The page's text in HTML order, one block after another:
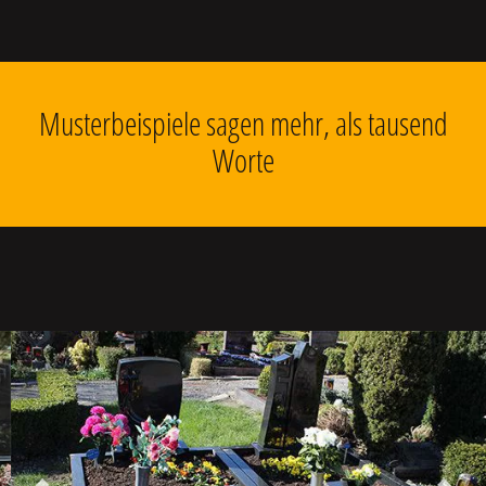
Musterbeispiele sagen mehr, als tausend
Worte